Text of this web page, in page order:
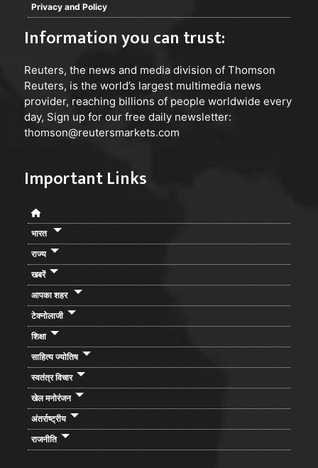
Privacy and Policy
Information you can trust:
Reuters, the news and media division of Thomson
Reuters, is the world’s largest multimedia news
provider, reaching billions of people worldwide every
day, Sign up for our free daily newsletter:
thomson@reutersmarkets.com
Important Links
भारत
राज्य
खबरें
आपका शहर
टेक्नोलाजी
शिक्षा
साहित्य ज्योतिष
स्वतंत्र विचार
खेल मनोरंजन
अंतर्राष्ट्रीय
राजनीति